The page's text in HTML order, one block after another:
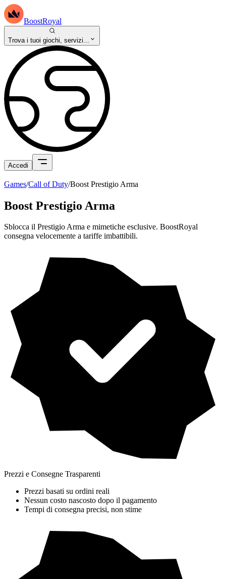
BoostRoyal
Trova i tuoi giochi, servizi...
Accedi
Games/Call of Duty/Boost Prestigio Arma
Boost Prestigio Arma
Sblocca il Prestigio Arma e mimetiche esclusive. BoostRoyal
consegna velocemente a tariffe imbattibili.
Prezzi e Consegne Trasparenti
Prezzi basati su ordini reali
Nessun costo nascosto dopo il pagamento
Tempi di consegna precisi, non stime